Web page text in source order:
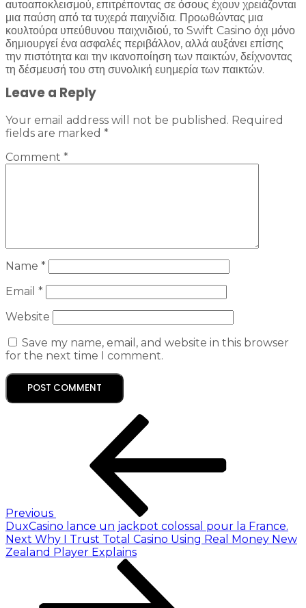
αυτοαποκλεισμού, επιτρέποντας σε όσους έχουν χρειάζονται
μια παύση από τα τυχερά παιχνίδια. Προωθώντας μια
κουλτούρα υπεύθυνου παιχνιδιού, το Swift Casino όχι μόνο
δημιουργεί ένα ασφαλές περιβάλλον, αλλά αυξάνει επίσης
την πιστότητα και την ικανοποίηση των παικτών, δείχνοντας
τη δέσμευσή του στη συνολική ευημερία των παικτών.
Leave a Reply
Your email address will not be published. Required
fields are marked *
Comment *
Name *
Email *
Website
Save my name, email, and website in this browser
for the next time I comment.
Previous
DuxCasino lance un jackpot colossal pour la France.
Next Why I Trust Total Casino Using Real Money New
Zealand Player Explains